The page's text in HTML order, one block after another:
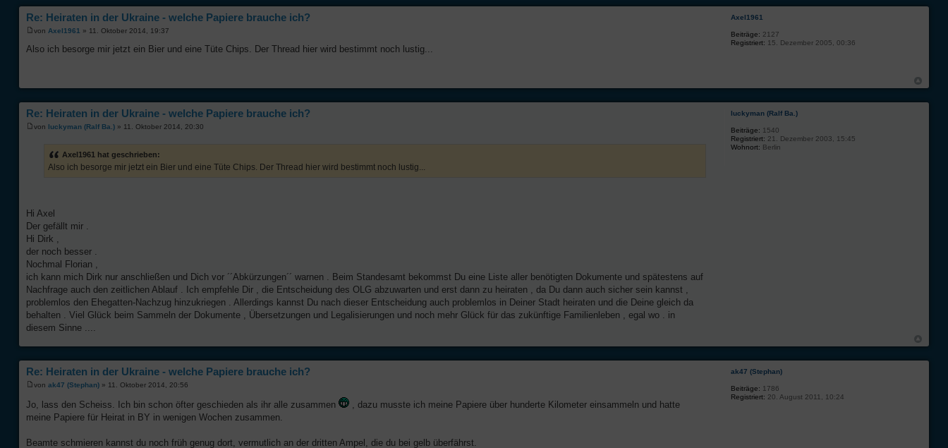
Re: Heiraten in der Ukraine - welche Papiere brauche ich?
von Axel1961 » 11. Oktober 2014, 19:37
Also ich besorge mir jetzt ein Bier und eine Tüte Chips. Der Thread hier wird bestimmt noch lustig...
Axel1961
Beiträge: 2127
Registriert: 15. Dezember 2005, 00:36
Re: Heiraten in der Ukraine - welche Papiere brauche ich?
von luckyman (Ralf Ba.) » 11. Oktober 2014, 20:30
Axel1961 hat geschrieben:
Also ich besorge mir jetzt ein Bier und eine Tüte Chips. Der Thread hier wird bestimmt noch lustig...
Hi Axel
Der gefällt mir .
Hi Dirk ,
der noch besser .
Nochmal Florian ,
ich kann mich Dirk nur anschließen und Dich vor ´´Abkürzungen´´ warnen . Beim Standesamt bekommst Du eine Liste aller benötigten Dokumente und spätestens auf
Nachfrage auch den zeitlichen Ablauf . Ich empfehle Dir , die Entscheidung des OLG abzuwarten und erst dann zu heiraten , da Du dann auch sicher sein kannst ,
problemlos den Ehegatten-Nachzug hinzukriegen . Allerdings kannst Du nach dieser Entscheidung auch problemlos in Deiner Stadt heiraten und die Deine gleich da
behalten . Viel Glück beim Sammeln der Dokumente , Übersetzungen und Legalisierungen und noch mehr Glück für das zukünftige Familienleben , egal wo . in
diesem Sinne ....
luckyman (Ralf Ba.)
Beiträge: 1540
Registriert: 21. Dezember 2003, 15:45
Wohnort: Berlin
Re: Heiraten in der Ukraine - welche Papiere brauche ich?
von ak47 (Stephan) » 11. Oktober 2014, 20:56
Jo, lass den Scheiss. Ich bin schon öfter geschieden als ihr alle zusammen
, dazu musste ich meine Papiere über hunderte Kilometer einsammeln und hatte
meine Papiere für Heirat in BY in wenigen Wochen zusammen.
Beamte schmieren kannst du noch früh genug dort, vermutlich an der dritten Ampel, die du bei gelb überfährst.
ak47 (Stephan)
Beiträge: 1786
Registriert: 20. August 2011, 10:24